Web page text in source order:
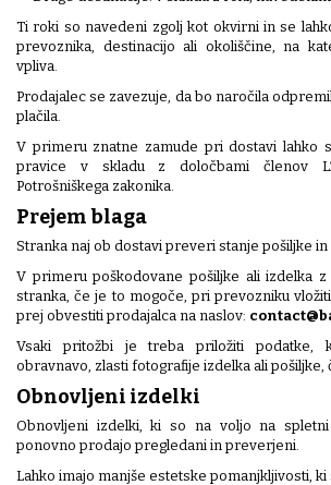
Ti roki so navedeni zgolj kot okvirni in se
prevoznika, destinacijo ali okoliščine, na
vpliva.
Prodajalec se zavezuje, da bo naročila
plačila.
V primeru znatne zamude pri dostavi lahko
pravice v skladu z določbami členov
Potrošniškega zakonika.
Prejem blaga
Stranka naj ob dostavi preveri stanje pošiljke in
V primeru poškodovane pošiljke ali izdelka
stranka, če je to mogoče, pri prevozniku
prej obvestiti prodajalca na naslov:
Vsaki pritožbi je treba priložiti podatke,
obravnavo, zlasti fotografije izdelka ali pošiljke,
Obnovljeni izdelki
Obnovljeni izdelki, ki so na voljo na
ponovno prodajo pregledani in preverjeni.
Lahko imajo manjše estetske pomanjkljivosti,